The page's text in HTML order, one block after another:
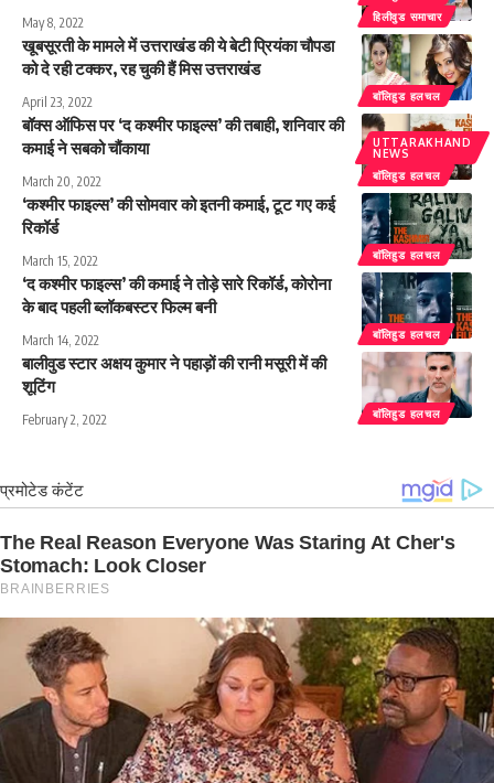
हिलीवुड समाचार
May 8, 2022
बाॅलिहुड हलचल
खूबसूरती के मामले में उत्तराखंड की ये बेटी प्रियंका चौपडा
को दे रही टक्कर, रह चुकी हैं मिस उत्तराखंड
April 23, 2022
UTTARAKHAND
NEWS
बाॅलिहुड हलचल
बॉक्स ऑफिस पर ‘द कश्मीर फाइल्स’ की तबाही, शनिवार की
कमाई ने सबको चौंकाया
March 20, 2022
बाॅलिहुड हलचल
‘कश्मीर फाइल्स’ की सोमवार को इतनी कमाई, टूट गए कई
रिकॉर्ड
March 15, 2022
बाॅलिहुड हलचल
‘द कश्मीर फाइल्स’ की कमाई ने तोड़े सारे रिकॉर्ड, कोरोना
के बाद पहली ब्लॉकबस्टर फिल्म बनी
March 14, 2022
बाॅलिहुड हलचल
बालीवुड स्टार अक्षय कुमार ने पहाड़ों की रानी मसूरी में की
शूटिंग
February 2, 2022